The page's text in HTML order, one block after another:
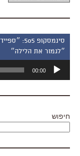
סינמסקופ
״לגמור את הלילה״
אודיו
00:00
חיפוש